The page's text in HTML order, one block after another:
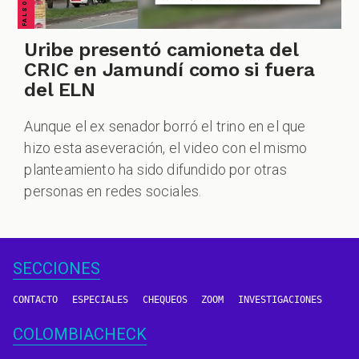
Uribe presentó camioneta del
CRIC en Jamundí como si fuera
del ELN
Aunque el ex senador borró el trino en el que
hizo esta aseveración, el video con el mismo
planteamiento ha sido difundido por otras
personas en redes sociales.
SECCIONES
CONTACTO ESPECIALES CHEQUEOS ZOOM INVESTIGACIONES
COLOMBIACHECK